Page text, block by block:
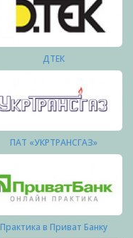
ДТЕК
ПАТ «УКРТРАНСГАЗ»
Практика в Приват Банку